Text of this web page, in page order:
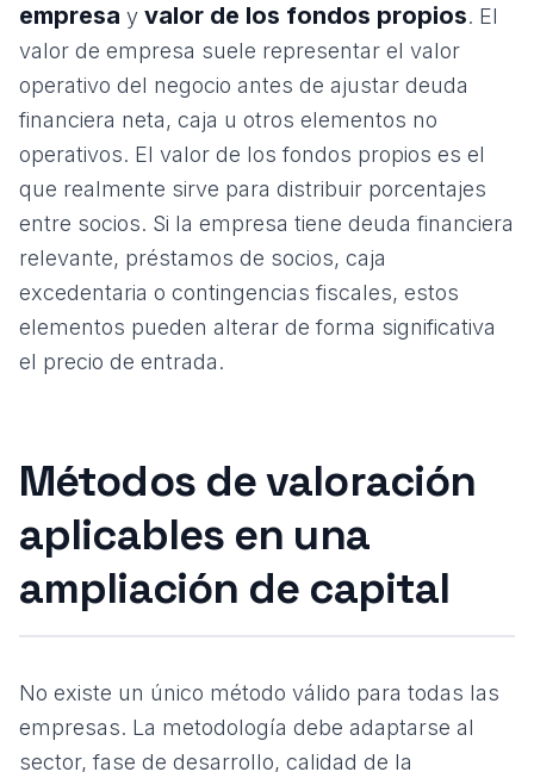
empresa y valor de los fondos propios. El
valor de empresa suele representar el valor
operativo del negocio antes de ajustar deuda
financiera neta, caja u otros elementos no
operativos. El valor de los fondos propios es el
que realmente sirve para distribuir porcentajes
entre socios. Si la empresa tiene deuda financiera
relevante, préstamos de socios, caja
excedentaria o contingencias fiscales, estos
elementos pueden alterar de forma significativa
el precio de entrada.
Métodos de valoración
aplicables en una
ampliación de capital
No existe un único método válido para todas las
empresas. La metodología debe adaptarse al
sector, fase de desarrollo, calidad de la